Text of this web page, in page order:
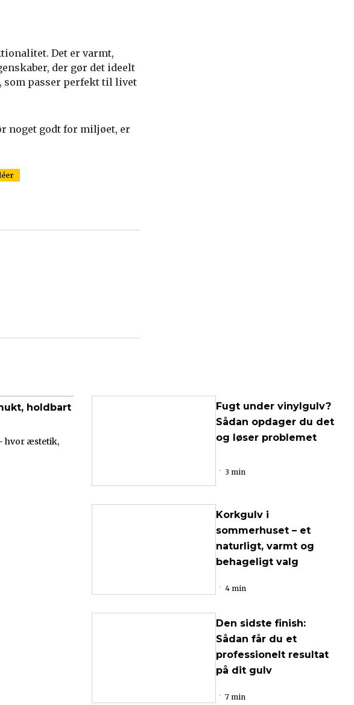
Det er varmt,
der gør det ideelt
passer perfekt til livet
noget godt for miljøet, er
holdbart
hvor æstetik,
Fugt under vinylgulv?
Sådan opdager du det
og løser problemet
3 min
Korkgulv i
sommerhuset – et
naturligt, varmt og
behageligt valg
4 min
Den sidste finish:
Sådan får du et
professionelt resultat
på dit gulv
7 min